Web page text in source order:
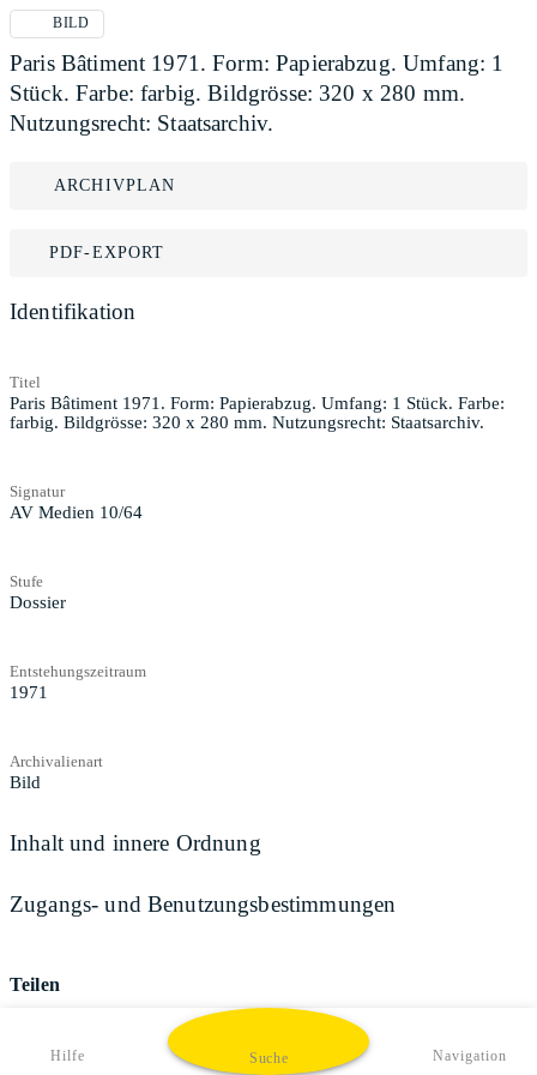
BILD
Paris Bâtiment 1971. Form: Papierabzug. Umfang: 1
Stück. Farbe: farbig. Bildgrösse: 320 x 280 mm.
Nutzungsrecht: Staatsarchiv.
ARCHIVPLAN
PDF-EXPORT
Identifikation
Titel
Paris Bâtiment 1971. Form: Papierabzug. Umfang: 1 Stück. Farbe:
farbig. Bildgrösse: 320 x 280 mm. Nutzungsrecht: Staatsarchiv.
Signatur
AV Medien 10/64
Stufe
Dossier
Entstehungszeitraum
1971
Archivalienart
Bild
Inhalt und innere Ordnung
Zugangs- und Benutzungsbestimmungen
Teilen
Hilfe Suche Navigation